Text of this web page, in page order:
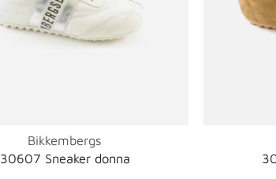
Bikkembergs
30607 Sneaker donna